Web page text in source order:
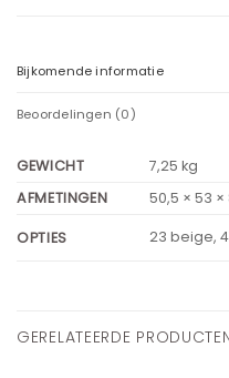
Bijkomende informatie
Beoordelingen (0)
GEWICHT
7,25 kg
AFMETINGEN
50,5 × 53
OPTIES 23 beige,
GERELATEERDE